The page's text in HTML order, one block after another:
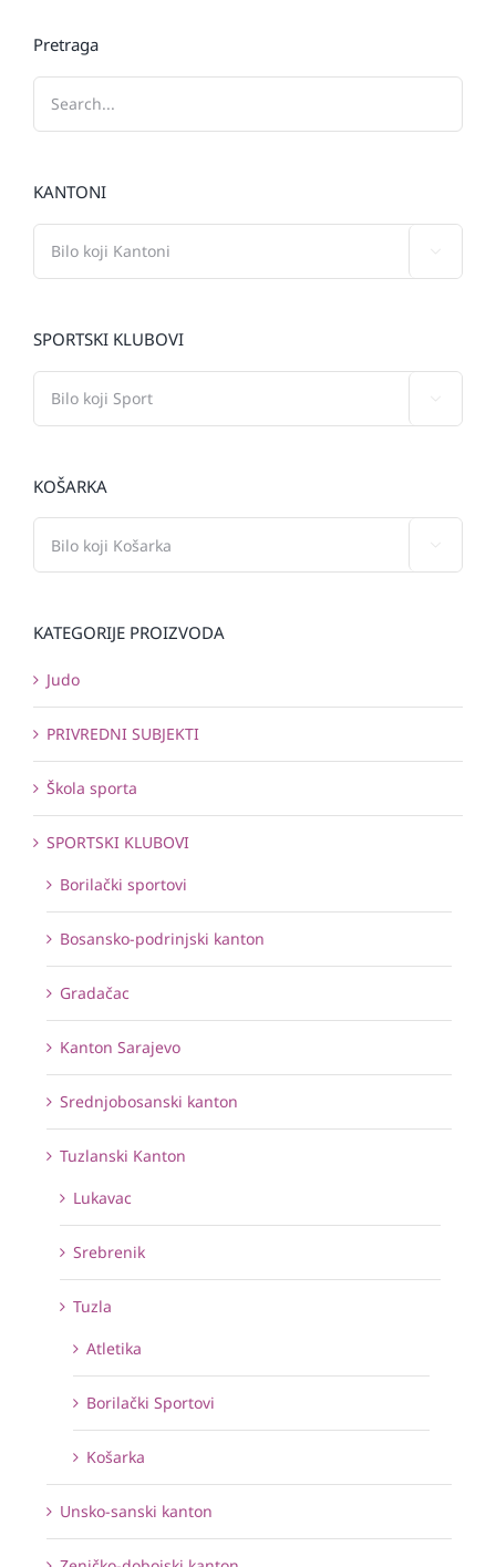
Pretraga
KANTONI
SPORTSKI KLUBOVI
KOŠARKA
KATEGORIJE PROIZVODA
Judo
PRIVREDNI SUBJEKTI
Škola sporta
SPORTSKI KLUBOVI
Borilački sportovi
Bosansko-podrinjski kanton
Gradačac
Kanton Sarajevo
Srednjobosanski kanton
Tuzlanski Kanton
Lukavac
Srebrenik
Tuzla
Atletika
Borilački Sportovi
Košarka
Unsko-sanski kanton